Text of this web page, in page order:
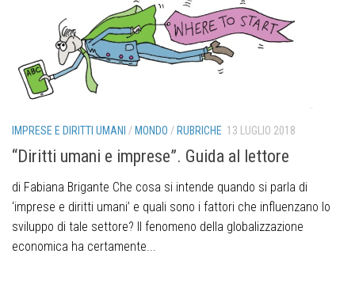
IMPRESE E DIRITTI UMANI / MONDO / RUBRICHE 13 LUGLIO 2018
“Diritti umani e imprese”. Guida al lettore
di Fabiana Brigante Che cosa si intende quando si parla di
‘imprese e diritti umani’ e quali sono i fattori che influenzano lo
sviluppo di tale settore? Il fenomeno della globalizzazione
economica ha certamente...